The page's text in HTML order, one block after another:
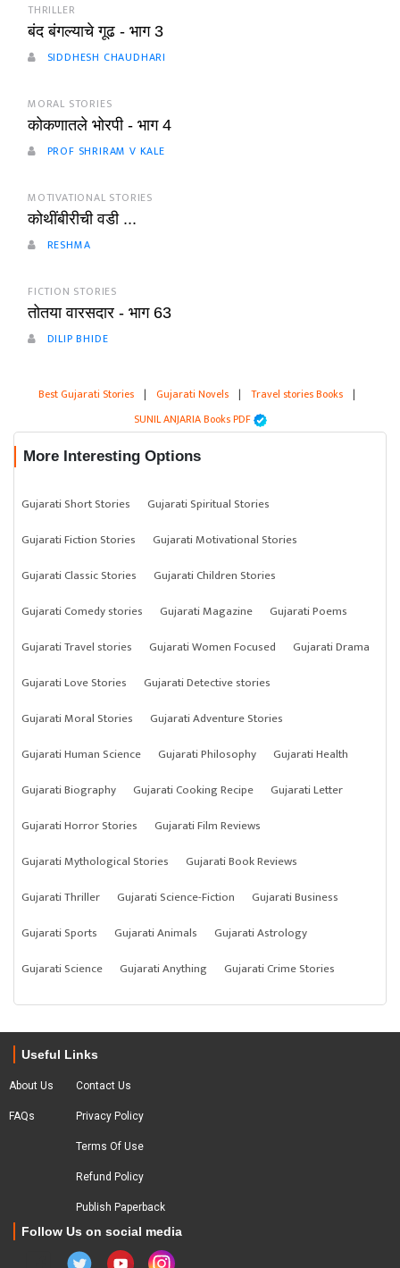
THRILLER
बंद बंगल्याचे गूढ - भाग 3
SIDDHESH CHAUDHARI
MORAL STORIES
कोकणातले भोरपी - भाग 4
PROF SHRIRAM V KALE
MOTIVATIONAL STORIES
कोथींबीरीची वडी ...
RESHMA
FICTION STORIES
तोतया वारसदार - भाग 63
DILIP BHIDE
Best Gujarati Stories | Gujarati Novels | Travel stories Books |
SUNIL ANJARIA Books PDF
More Interesting Options
Gujarati Short Stories
Gujarati Spiritual Stories
Gujarati Fiction Stories
Gujarati Motivational Stories
Gujarati Classic Stories
Gujarati Children Stories
Gujarati Comedy stories
Gujarati Magazine
Gujarati Poems
Gujarati Travel stories
Gujarati Women Focused
Gujarati Drama
Gujarati Love Stories
Gujarati Detective stories
Gujarati Moral Stories
Gujarati Adventure Stories
Gujarati Human Science
Gujarati Philosophy
Gujarati Health
Gujarati Biography
Gujarati Cooking Recipe
Gujarati Letter
Gujarati Horror Stories
Gujarati Film Reviews
Gujarati Mythological Stories
Gujarati Book Reviews
Gujarati Thriller
Gujarati Science-Fiction
Gujarati Business
Gujarati Sports
Gujarati Animals
Gujarati Astrology
Gujarati Science
Gujarati Anything Gujarati Crime Stories
Useful Links
About Us
FAQs
Contact Us
Privacy Policy
Terms Of Use
Refund Policy
Publish Paperback
Follow Us on social media